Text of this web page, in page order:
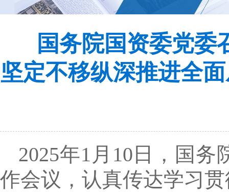
国务院国资委党委
坚定不移纵深推进全
2025年1月10日，国
作会议，认真传达学习